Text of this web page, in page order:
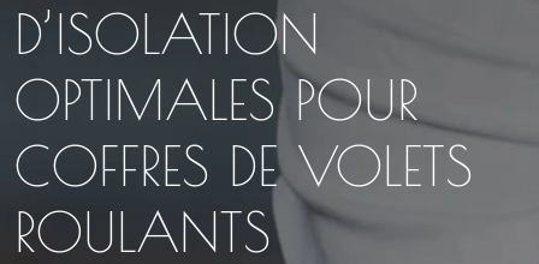
D’ISOLATION
OPTIMALES POUR
COFFRES DE VOLETS
ROULANTS